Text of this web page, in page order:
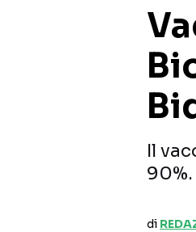
Il
di